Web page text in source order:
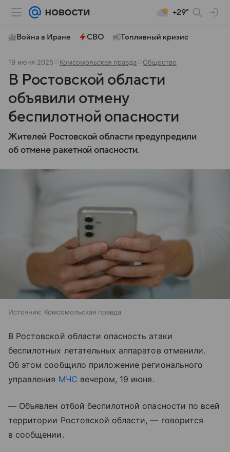
+29°
Война в Иране СВО Топливный кризис
19 июня 2025 Комсомольская правда Общество
В Ростовской области
объявили отмену
беспилотной опасности
Жителей Ростовской области предупредили
об отмене ракетной опасности.
Источник: Комсомольская правда
В Ростовской области опасность атаки
беспилотных летательных аппаратов отменили.
Об этом сообщило приложение регионального
управления МЧС вечером, 19 июня.
— Объявлен отбой беспилотной опасности по всей
территории Ростовской области, — говорится
в сообщении.